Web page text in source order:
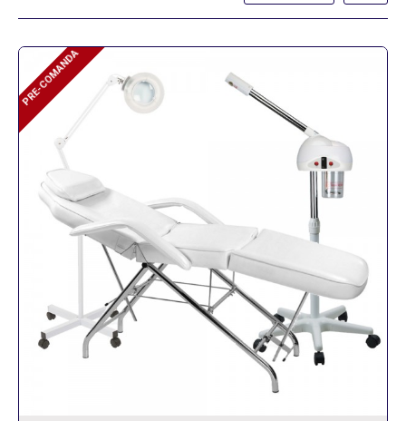
PRE-COMANDA
PRE-COMANDA